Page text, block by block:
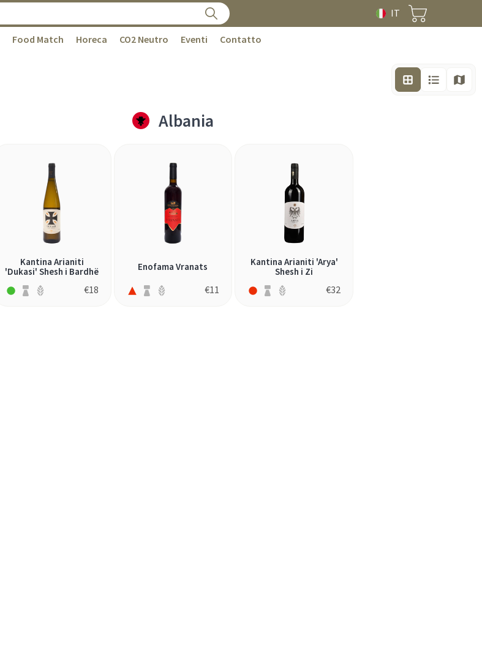
IT
Food Match Horeca CO2 Neutro Eventi Contatto
Albania
Kantina Arianiti
'Dukasi' Shesh i Bardhë
€18
Enofama Vranats
€11
Kantina Arianiti 'Arya'
Shesh i Zi
€32